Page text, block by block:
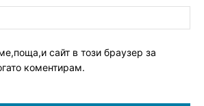
сайт в този браузер за
коментирам.